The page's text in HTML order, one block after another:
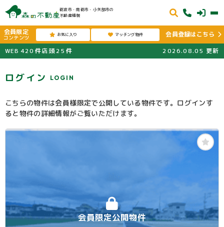
砺波市・南砺市・小矢部市の
不動産情報
会員限定
コンテンツ お気に入り マッチング物件
会員登録はこちら
WEB 420 件店頭25 件 2026.08.05 更新
ログイン LOGIN
こちらの物件は会員様限定で公開している物件です。ログインす
ると物件の詳細情報がご覧いただけます。
会員限定公開物件